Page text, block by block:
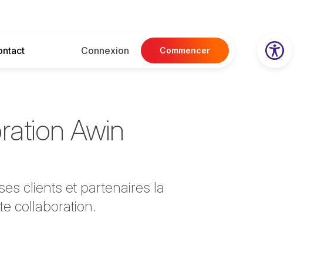
Connexion Commencer
Awin
clients et partenaires la
collaboration.